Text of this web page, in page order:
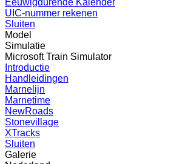
Eeuwigdurende Kalender
UIC-nummer rekenen
Sluiten
Model
Simulatie
Microsoft Train Simulator
Introductie
Handleidingen
Marnelijn
Marnetime
NewRoads
Stonevillage
XTracks
Sluiten
Galerie